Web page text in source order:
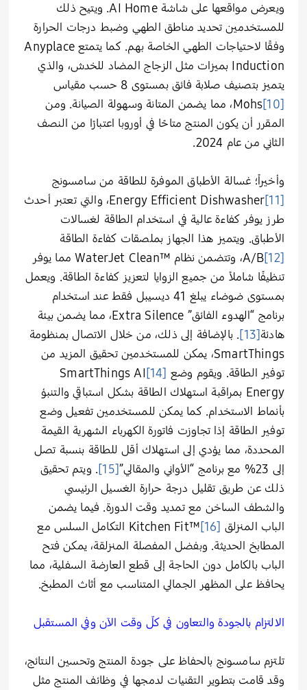
ويعرض مواقعها على شاشة AI Home. ويتيح ذلك
للمستخدمين تحديد مناطق الطهي وضبط درجات الحرارة
وفقًا لاحتياجات الطهي الخاصة بهم. كما يتمتع Anyplace
Induction بميزات مثل الزجاج المضاد للخدش، والذي
يتميز بتصنيف صلابة فائق بمستوى 8 حسب مقياس
[10]
Mohs، مما يضمن المتانة وسهولة الصيانة. ومن
المقرر أن يكون المنتج متاحًا في أوروبا اعتبارًا من النصف
الثاني من عام 2024.
وأخيراً؛ غسالة الأطباق الموفرة للطاقة من سامسونج
[11]
Energy Efficient Dishwasher، والتي تعتبر أحدث
طرز يوفر كفاءة عالية في استخدام الطاقة لغسالات
الأطباق. ويتميز هذا الجهاز بملصقات كفاءة الطاقة
A/B[12]
، وتتضمن نظام WaterJet Clean™‎ مما يوفر
تنظيفًا شاملاً من جميع الزوايا لتعزيز كفاءة الطاقة. ويعمل
بمستوى ضوضاء يبلغ 41 ديسيبل فقط عند استخدام
برنامج “الهدوء الفائق” Extra Silence، مما يضمن بيئة
هادئة[13]
. بالإضافة إلى ذلك، من خلال الاتصال بمنظومة
SmartThings، يمكن للمستخدمين تحقيق المزيد من
توفير الطاقة. ويقوم وضع [14]
SmartThings AI
Energy بمراقبة استهلاك الطاقة بشكل استباقي والتنبؤ
بأنماط الاستخدام. كما يمكن للمستخدمين تفعيل وضع
توفير الطاقة إذا تجاوزت فاتورة الكهرباء الشهرية القيمة
المحددة، مما يؤدي إلى استهلاك أقل للطاقة بنسبة تصل
إلى 23% مع برنامج “الأواني والمقالي”
[15]
. ويتم تحقيق
ذلك عن طريق تقليل درجة حرارة الغسيل الرئيسي
والشطف الساخن مع تمديد وقت الدورة. فيما يضمن
الباب المنزلق [16]
Kitchen Fit™‎ التكامل السلس مع
المطابخ الحديثة. وبفضل المفصلة المنزلقة، يمكن فتح
الباب بالكامل دون الحاجة إلى قطع العارضة السفلية، مما
يحافظ على المظهر الجمالي المتناسب مع أثاث المطبخ.
الالتزام بالجودة والتعاون في كلّ وقت الآن وفي المستقبل
تلتزم سامسونج بالحفاظ على جودة المنتج وتحسين النتائج،
وقد قامت بتطوير التقنيات لدمجها في وظائف المنتج مثل